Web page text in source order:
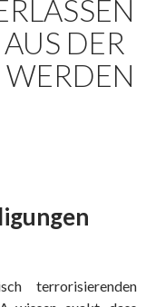
DER
WERDEN
terrorisierenden